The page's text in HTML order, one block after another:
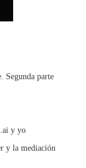
Segunda parte
y yo
y la mediación